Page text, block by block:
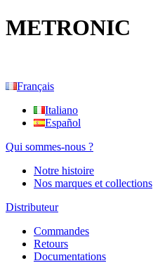
METRONIC
Français
Italiano
Español
Qui sommes-nous ?
Notre histoire
Nos marques et collections
Distributeur
Commandes
Retours
Documentations